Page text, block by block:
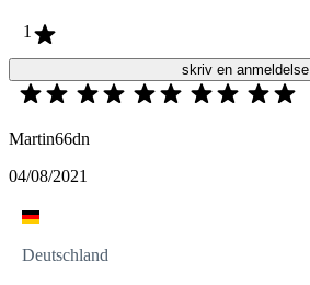
1
skriv en anmeldelse
Martin66dn
04/08/2021
Deutschland